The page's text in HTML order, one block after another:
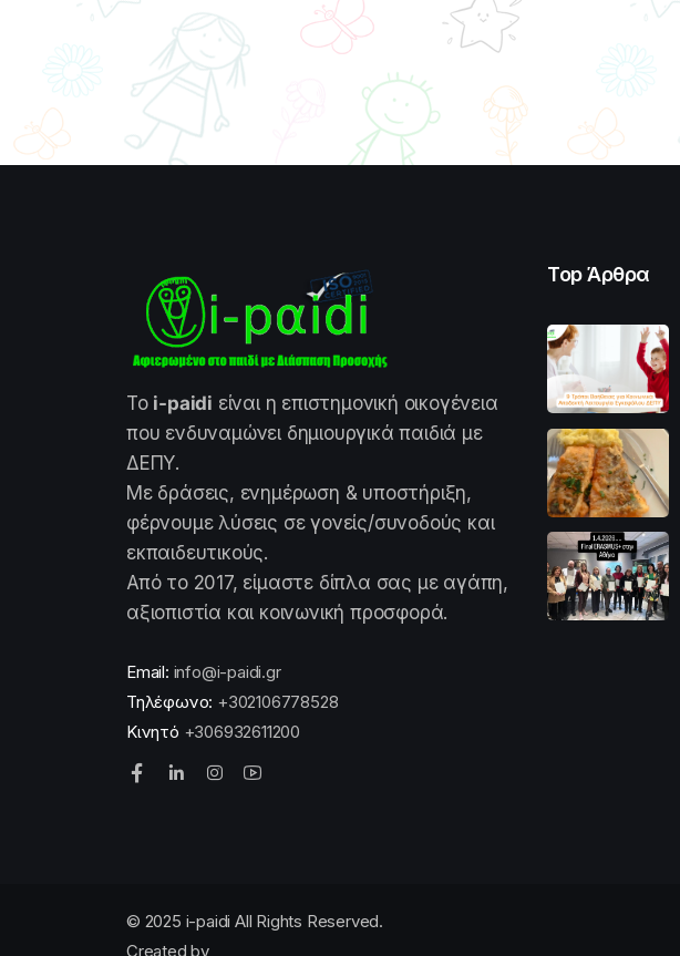
Το i-paidi είναι η επιστημονική οικογένεια
που ενδυναμώνει δημιουργικά παιδιά με
ΔΕΠΥ.
Με δράσεις, ενημέρωση & υποστήριξη,
φέρνουμε λύσεις σε γονείς/συνοδούς και
εκπαιδευτικούς.
Από το 2017, είμαστε δίπλα σας με αγάπη,
αξιοπιστία και κοινωνική προσφορά.
Email: info@i-paidi.gr
Τηλέφωνο: +302106778528
Κινητό +306932611200
Top Άρθρα
© 2025 i-paidi All Rights Reserved.
Created by